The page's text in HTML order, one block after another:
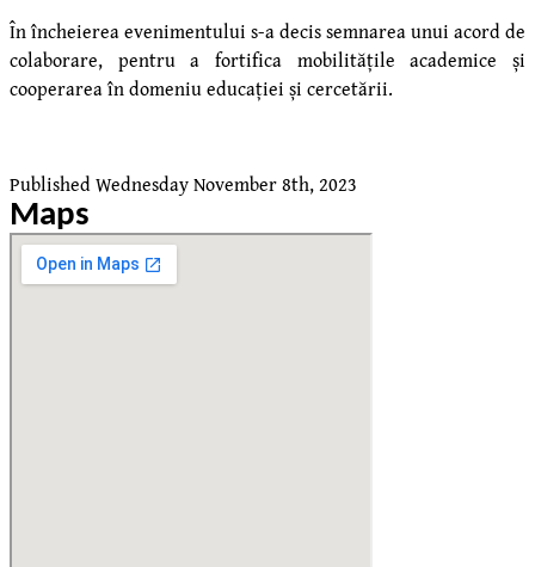
În încheierea evenimentului s-a decis semnarea unui acord de
colaborare, pentru a fortifica mobilitățile academice și
cooperarea în domeniu educației și cercetării.
PublishedWednesday November 8th, 2023
Maps